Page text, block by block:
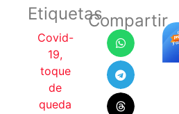
Etiquetas
Covid-
19,
toque
de
queda
Compartir